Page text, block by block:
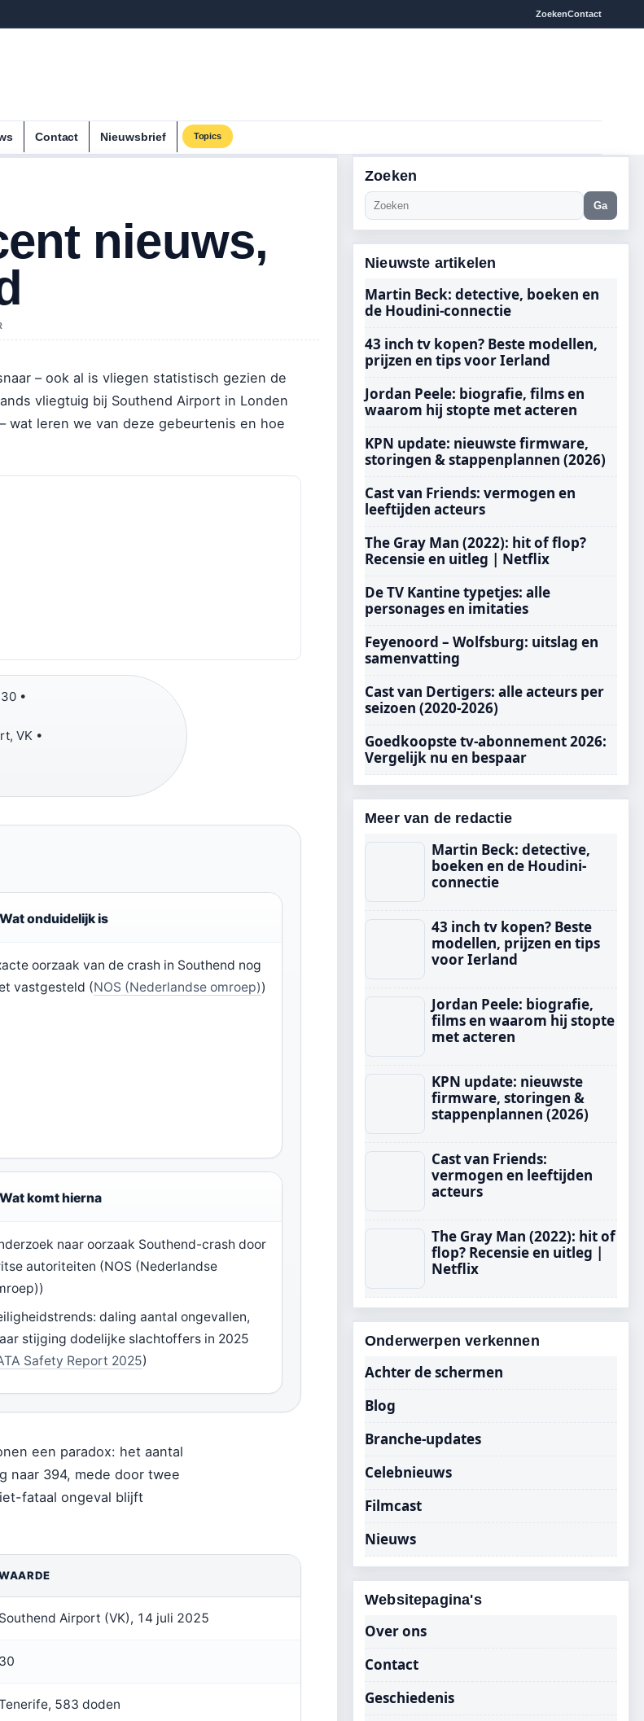
ZoekenContact
Contact Nieuwsbrief Topics
nieuws,
– ook al is vliegen statistisch gezien de
vliegtuig bij Southend Airport in Londen
wat leren we van deze gebeurtenis en hoe
•
VK •
Wat onduidelijk is
oorzaak van de crash in Southend nog
vastgesteld (NOS (Nederlandse omroep))
Wat komt hierna
naar oorzaak Southend-crash door
autoriteiten (NOS (Nederlandse
daling aantal ongevallen,
stijging dodelijke slachtoffers in 2025
Safety Report 2025)
een paradox: het aantal
naar 394, mede door twee
fataal ongeval blijft
Southend Airport (VK), 14 juli 2025
30
583 doden
Zoeken
Ga
Nieuwste artikelen
Martin Beck: detective, boeken en
de Houdini-connectie
43 inch tv kopen? Beste modellen,
prijzen en tips voor Ierland
Jordan Peele: biografie, films en
waarom hij stopte met acteren
KPN update: nieuwste firmware,
storingen & stappenplannen (2026)
Cast van Friends: vermogen en
leeftijden acteurs
The Gray Man (2022): hit of flop?
Recensie en uitleg | Netflix
De TV Kantine typetjes: alle
personages en imitaties
Feyenoord – Wolfsburg: uitslag en
samenvatting
Cast van Dertigers: alle acteurs per
seizoen (2020-2026)
Goedkoopste tv-abonnement 2026:
Vergelijk nu en bespaar
Meer van de redactie
Martin Beck: detective,
boeken en de Houdini-
connectie
43 inch tv kopen? Beste
modellen, prijzen en tips
voor Ierland
Jordan Peele: biografie,
films en waarom hij stopte
met acteren
KPN update: nieuwste
firmware, storingen &
stappenplannen (2026)
Cast van Friends:
vermogen en leeftijden
acteurs
The Gray Man (2022): hit of
flop? Recensie en uitleg |
Netflix
Onderwerpen verkennen
Achter de schermen
Blog
Branche-updates
Celebnieuws
Filmcast
Nieuws
Websitepagina's
Over ons
Contact
Geschiedenis